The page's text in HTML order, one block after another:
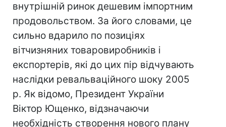
внутрішній ринок дешевим імпортним
продовольством. За його словами, це
сильно вдарило по позиціях
вітчизняних товаровиробників і
експортерів, які до цих пір відчувають
наслідки ревальваційного шоку 2005
р. Як відомо, Президент України
Віктор Ющенко, відзначаючи
необхідність створення нового плану